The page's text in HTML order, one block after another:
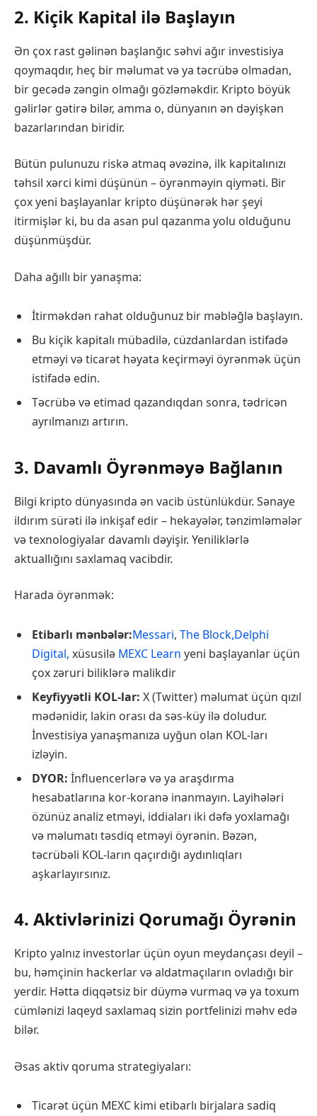
2. Kiçik Kapital ilə Başlayın
Ən çox rast gəlinən başlanğıc səhvi ağır investisiya
qoymaqdır, heç bir məlumat və ya təcrübə olmadan,
bir gecədə zəngin olmağı gözləməkdir. Kripto böyük
gəlirlər gətirə bilər, amma o, dünyanın ən dəyişkən
bazarlarından biridir.
Bütün pulunuzu riskə atmaq əvəzinə, ilk kapitalınızı
təhsil xərci kimi düşünün – öyrənməyin qiyməti. Bir
çox yeni başlayanlar kripto düşünərək hər şeyi
itirmişlər ki, bu da asan pul qazanma yolu olduğunu
düşünmüşdür.
Daha ağıllı bir yanaşma:
İtirməkdən rahat olduğunuz bir məbləğlə başlayın.
Bu kiçik kapitalı mübadilə, cüzdanlardan istifadə
etməyi və ticarət həyata keçirməyi öyrənmək üçün
istifadə edin.
Təcrübə və etimad qazandıqdan sonra, tədricən
ayrılmanızı artırın.
3. Davamlı Öyrənməyə Bağlanın
Bilgi kripto dünyasında ən vacib üstünlükdür. Sənaye
ildırım sürəti ilə inkişaf edir – hekayələr, tənzimləmələr
və texnologiyalar davamlı dəyişir. Yeniliklərlə
aktuallığını saxlamaq vacibdir.
Harada öyrənmək:
Etibarlı mənbələr:Messari, The Block,Delphi
Digital, xüsusilə MEXC Learn yeni başlayanlar üçün
çox zəruri biliklərə malikdir
Keyfiyyətli KOL-lar: X (Twitter) məlumat üçün qızıl
mədənidir, lakin orası da səs-küy ilə doludur.
İnvestisiya yanaşmanıza uyğun olan KOL-ları
izləyin.
DYOR: İnfluencerlərə və ya araşdırma
hesabatlarına kor-koranə inanmayın. Layihələri
özünüz analiz etməyi, iddiaları iki dəfə yoxlamağı
və məlumatı təsdiq etməyi öyrənin. Bəzən,
təcrübəli KOL-ların qaçırdığı aydınlıqları
aşkarlayırsınız.
4. Aktivlərinizi Qorumağı Öyrənin
Kripto yalnız investorlar üçün oyun meydançası deyil –
bu, həmçinin hackerlar və aldatmaçıların ovladığı bir
yerdir. Hətta diqqətsiz bir düymə vurmaq və ya toxum
cümlənizi laqeyd saxlamaq sizin portfelinizi məhv edə
bilər.
Əsas aktiv qoruma strategiyaları:
Ticarət üçün MEXC kimi etibarlı birjalara sadiq